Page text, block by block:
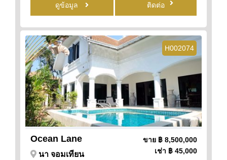
ดูข้อมูล ติดต่อ
H002074
Ocean Lane ขาย ฿ 8,500,000
เช่า ฿ 45,000
นา จอมเทียน